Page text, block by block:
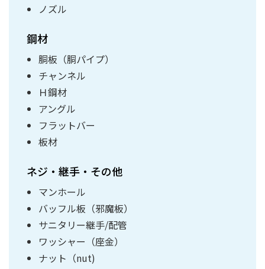
ノズル
鋼材
胴板（胴パイプ）
チャンネル
Ｈ鋼材
アングル
フラットバー
板材
ネジ・継手・その他
マンホール
バッフル板（邪魔板）
サニタリー継手/配管
ワッシャー（座金）
ナット（nut)